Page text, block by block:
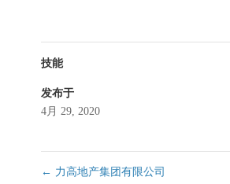
技能
发布于
4月 29, 2020
← 力高地产集团有限公司